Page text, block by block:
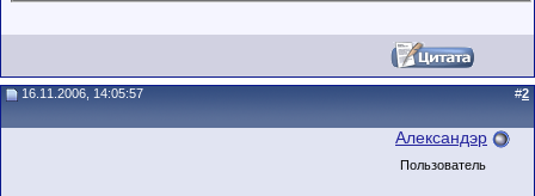
16.11.2006, 14:05:57 #2
Александэр
Пользователь